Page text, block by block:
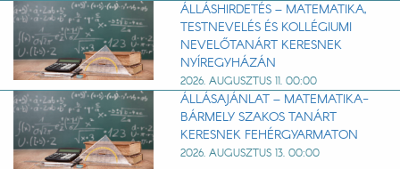
ÁLLÁSHIRDETÉS – MATEMATIKA,
TESTNEVELÉS ÉS KOLLÉGIUMI
NEVELŐTANÁRT KERESNEK
NYÍREGYHÁZÁN
2026. AUGUSZTUS 11. 00:00
ÁLLÁSAJÁNLAT – MATEMATIKA-
BÁRMELY SZAKOS TANÁRT
KERESNEK FEHÉRGYARMATON
2026. AUGUSZTUS 13. 00:00